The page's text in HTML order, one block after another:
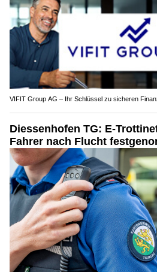
VIFIT Group AG – Ihr Schlüssel zu sicheren
Diessenhofen TG: E-
Fahrer nach Flucht